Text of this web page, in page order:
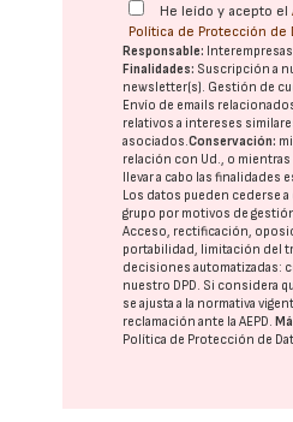
He leído y acepto el
Política de Protección de
Responsable:
Finalidades: Suscripción a
newsletter(s). Gestión de
Envío de emails
relativos a intereses
asociados.Conservación:
relación con Ud., o mientras
llevar a cabo las finalidades
Los datos pueden cederse a
grupo por motivos de
Acceso, rectificación,
portabilidad, limitación del
decisiones automatizadas:
nuestro DPD. Si considera
se ajusta a la normativa
reclamación ante laAEPD.
Política de Protección de